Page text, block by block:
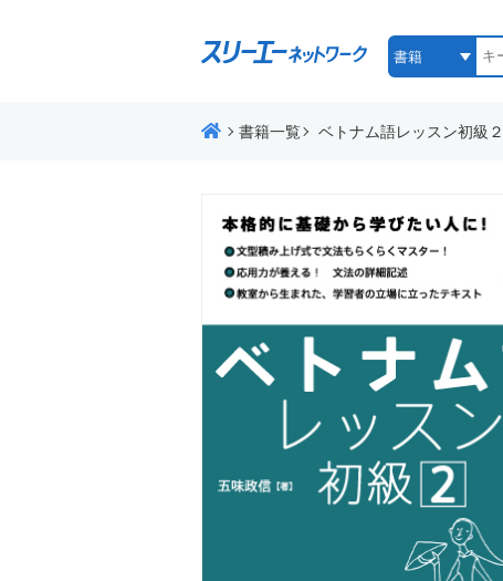
書籍一覧 ベトナム語レッスン初級２